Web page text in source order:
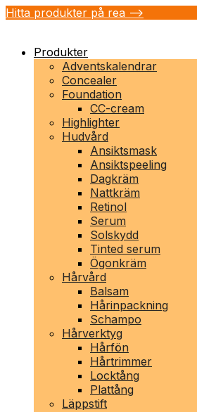
Hitta produkter på rea -->
Produkter
Adventskalendrar
Concealer
Foundation
CC-cream
Highlighter
Hudvård
Ansiktsmask
Ansiktspeeling
Dagkräm
Nattkräm
Retinol
Serum
Solskydd
Tinted serum
Ögonkräm
Hårvård
Balsam
Hårinpackning
Schampo
Hårverktyg
Hårfön
Hårtrimmer
Locktång
Plattång
Läppstift